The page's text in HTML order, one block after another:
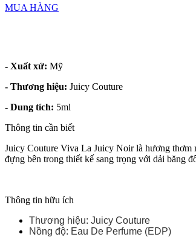
MUA HÀNG
- Xuất xứ: Mỹ
- Thương hiệu: Juicy Couture
- Dung tích: 5ml
Thông tin cần biết
Juicy Couture Viva La Juicy Noir là hương thơm
đựng bên trong thiết kế sang trọng với dải băng
Thông tin hữu ích
Thương hiệu: Juicy Couture
Nồng độ: Eau De Perfume (EDP)